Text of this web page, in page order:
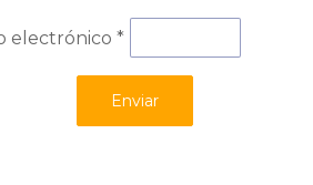
electrónico *
Enviar